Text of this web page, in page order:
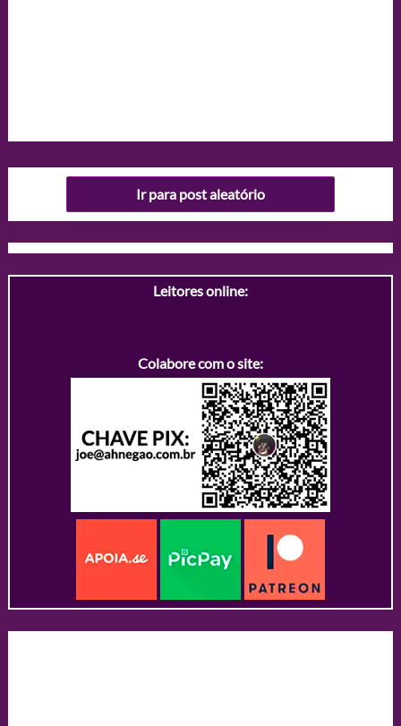
Ir para post aleatório
Leitores online:
Colabore com o site: